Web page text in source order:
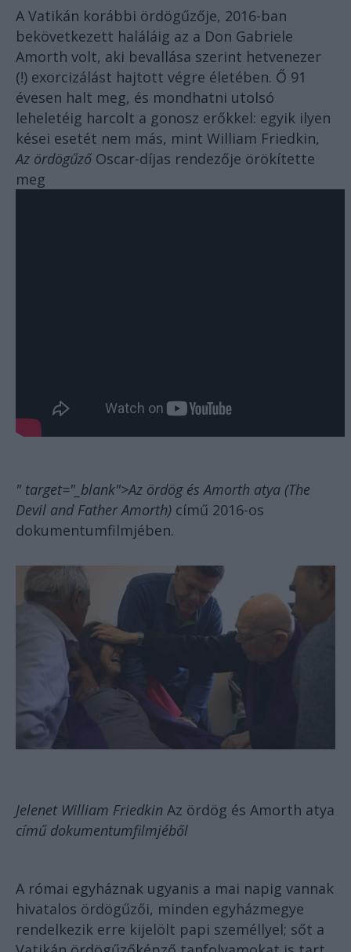
A Vatikán korábbi ördögűzője, 2016-ban
bekövetkezett haláláig az a Don Gabriele
Amorth volt, aki bevallása szerint hetvenezer
(!) exorcizálást hajtott végre életében. Ő 91
évesen halt meg, és mondhatni utolsó
leheletéig harcolt a gonosz erőkkel: egyik ilyen
kései esetét nem más, mint William Friedkin,
Az ördögűző Oscar-díjas rendezője örökítette
meg
" target="_blank">Az ördög és Amorth atya (The
Devil and Father Amorth) című 2016-os
dokumentumfilmjében.
Jelenet William Friedkin Az ördög és Amorth atya
című dokumentumfilmjéből
A római egyháznak ugyanis a mai napig vannak
hivatalos ördögűzői, minden egyházmegye
rendelkezik erre kijelölt papi személlyel; sőt a